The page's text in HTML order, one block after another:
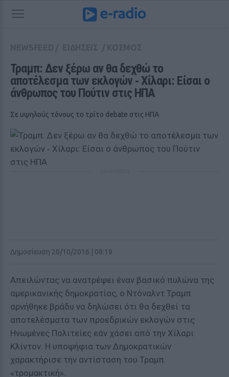
Τραμπ: Δεν ξέρω αν θα δεχθώ το
αποτέλεσμα των εκλογών ‑ Χίλαρι: Είσαι ο
άνθρωπος του Πούτιν στις ΗΠΑ
Σε υψηλούς τόνους το τρίτο debate στις ΗΠΑ
Δημοσίευση 20/10/2016 | 08:19
Απειλώντας να ανατρέψει έναν βασικό πυλώνα της
αμερικανικής δημοκρατίας, ο Ντόναλντ Τραμπ
αρνήθηκε βράδυ να δηλώσει ότι θα δεχθεί τα
αποτελέσματα των προεδρικών εκλογών στις
Ηνωμένες Πολιτείες εάν χάσει από την Χίλαρι
Κλίντον. Η υποψήφια των Δημοκρατικών
χαρακτήρισε την αντίσταση του Τραμπ
«τρομακτική».